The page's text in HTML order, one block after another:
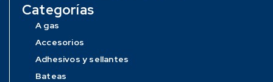
Categorías
A gas
Accesorios
Adhesivos y sellantes
Bateas